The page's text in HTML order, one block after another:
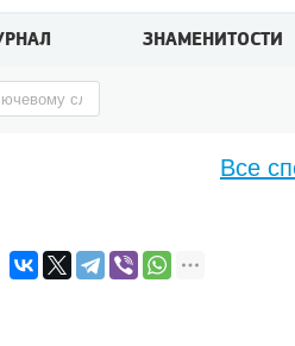
ЗНАМЕНИТОСТИ
Все